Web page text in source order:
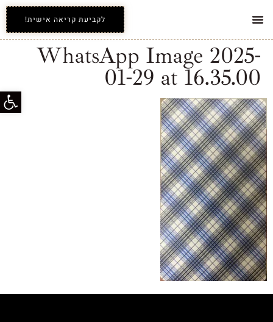
פתח
לקביעת קריאה אישית!
WhatsApp Image 2025-
01-29 at 16.35.00